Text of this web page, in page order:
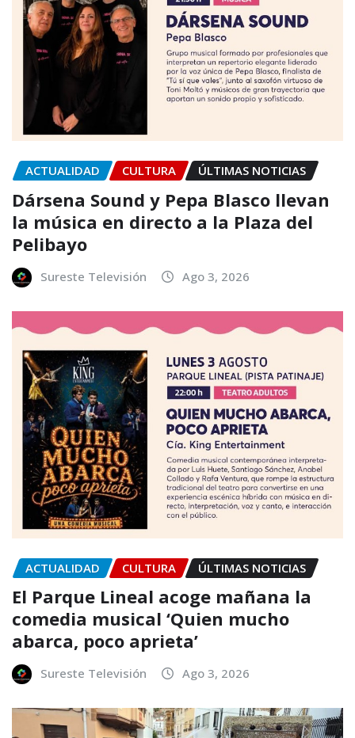
ACTUALIDAD CULTURA ÚLTIMAS NOTICIAS
Dársena Sound y Pepa Blasco llevan
la música en directo a la Plaza del
Pelibayo
Sureste Televisión Ago 3, 2026
ACTUALIDAD CULTURA ÚLTIMAS NOTICIAS
El Parque Lineal acoge mañana la
comedia musical ‘Quien mucho
abarca, poco aprieta’
Sureste Televisión Ago 3, 2026